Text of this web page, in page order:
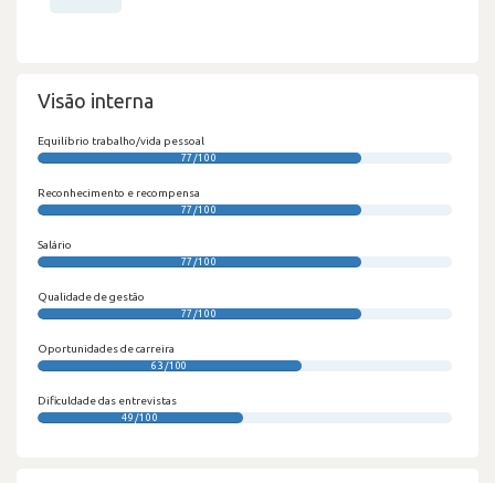
Visão interna
Equilíbrio trabalho/vida pessoal
77/100
Reconhecimento e recompensa
77/100
Salário
77/100
Qualidade de gestão
77/100
Oportunidades de carreira
63/100
Dificuldade das entrevistas
49/100